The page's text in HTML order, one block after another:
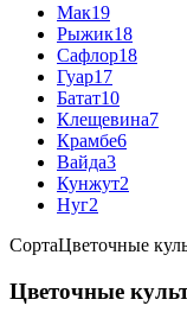
Мак19
Рыжик18
Сафлор18
Гуар17
Батат10
Клещевина7
Крамбе6
Вайда3
Кунжут2
Нуг2
СортаЦветочные
Цветочные